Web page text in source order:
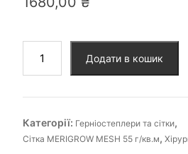
Додати в кошик
Категорії: Герніостеплери та сітки,
Сітка MERIGROW MESH 55 г/кв.м,